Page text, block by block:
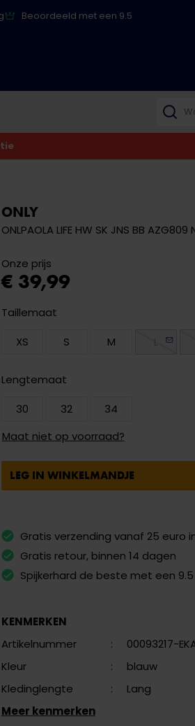
Beoordeeld met een 9.5
ONLY
ONLPAOLA LIFE HW SK JNS BB
Onze prijs
€ 39,99
Taillemaat
XS
S M
Lengtemaat
30
32
34
Maat niet op voorraad?
LEG IN WINKELMANDJE
Gratis verzending vanaf 25 euro
Gratis retour, binnen 14 dagen
Spijkerhard de beste met een 9.5
KENMERKEN
Artikelnummer
:
00093217-
Kleur
:
blauw
Kledinglengte
:
Lang
Meer kenmerken